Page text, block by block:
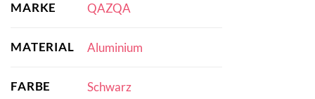
MARKE QAZQA
MATERIAL Aluminium
FARBE Schwarz